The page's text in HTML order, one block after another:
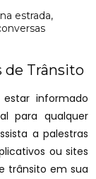
estrada,
de Trânsito
informado
para qualquer
a palestras
ou sites
trânsito em sua